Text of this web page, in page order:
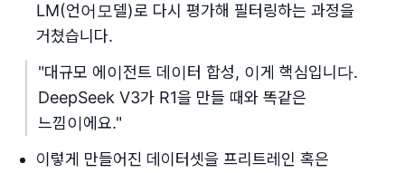
LM(언어모델)로 다시 평가해 필터링하는 과정을
거쳤습니다.
"대규모 에이전트 데이터 합성, 이게 핵심입니다.
DeepSeek V3가 R1을 만들 때와 똑같은
느낌이에요."
이렇게 만들어진 데이터셋을 프리트레인 혹은